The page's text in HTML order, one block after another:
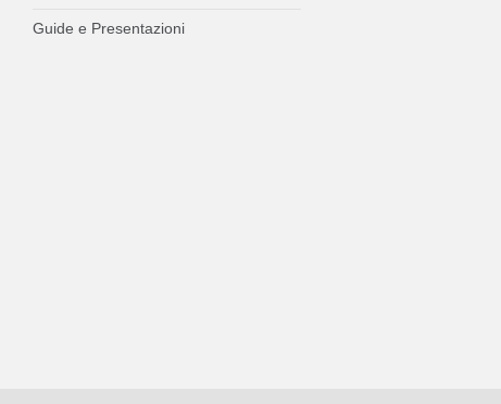
Guide e Presentazioni